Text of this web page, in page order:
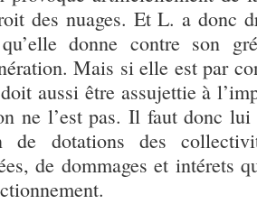
des nuages. Et L. a donc
donne contre son
Mais si elle est par
aussi être assujettie à
ne l’est pas. Il faut donc
de dotations des
de dommages et intérets